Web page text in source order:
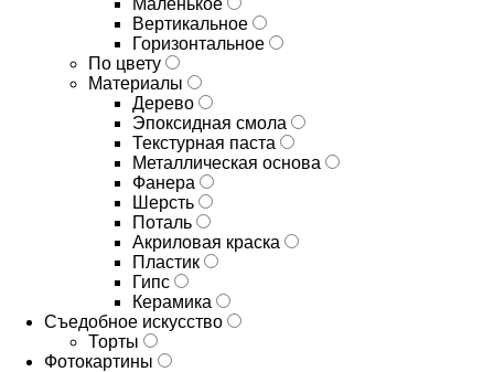
Маленькое
Вертикальное
Горизонтальное
По цвету
Материалы
Дерево
Эпоксидная смола
Текстурная паста
Металлическая основа
Фанера
Шерсть
Поталь
Акриловая краска
Пластик
Гипс
Керамика
Съедобное искусство
Торты
Фотокартины